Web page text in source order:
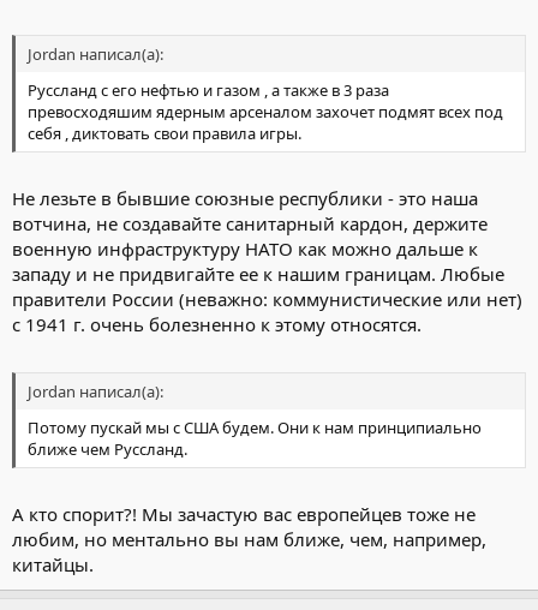
Jordan написал(а):
Руссланд с его нефтью и газом , а также в 3 раза
превосходяшим ядерным арсеналом захочет подмят всех под
себя , диктовать свои правила игры.
Не лезьте в бывшие союзные республики - это наша
вотчина, не создавайте санитарный кардон, держите
военную инфраструктуру НАТО как можно дальше к
западу и не придвигайте ее к нашим границам. Любые
правители России (неважно: коммунистические или нет)
с 1941 г. очень болезненно к этому относятся.
Jordan написал(а):
Потому пускай мы с США будем. Они к нам принципиально
ближе чем Руссланд.
А кто спорит?! Мы зачастую вас европейцев тоже не
любим, но ментально вы нам ближе, чем, например,
китайцы.